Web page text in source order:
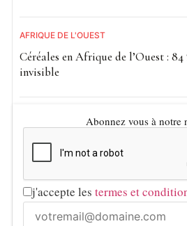
AFRIQUE DE L'OUEST
Céréales en Afrique de l’Ouest : 84
invisible
Abonnez vous à notre
j'accepte les termes et